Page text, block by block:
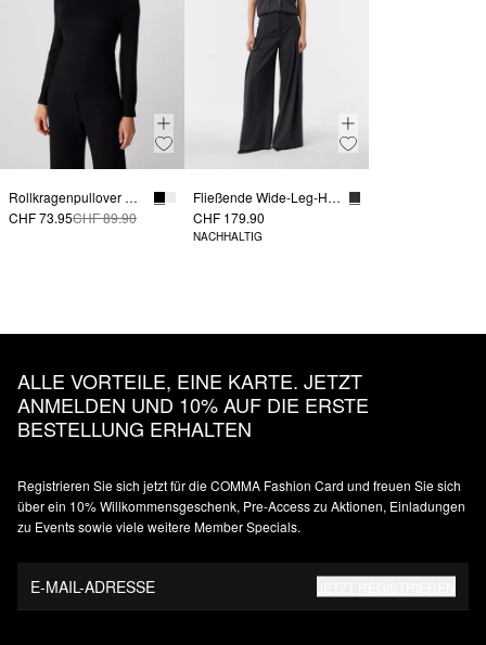
Rollkragenpullover mit Ärmelschlitzen
CHF 73.95CHF 89.90
Fließende Wide-Leg-Hose mit Bundfalten
CHF 179.90
NACHHALTIG
ALLE VORTEILE, EINE KARTE. JETZT
ANMELDEN UND 10% AUF DIE ERSTE
BESTELLUNG ERHALTEN
Registrieren Sie sich jetzt für die COMMA Fashion Card und freuen Sie sich
über ein 10% Willkommensgeschenk, Pre-Access zu Aktionen, Einladungen
zu Events sowie viele weitere Member Specials.
E-MAIL-ADRESSE